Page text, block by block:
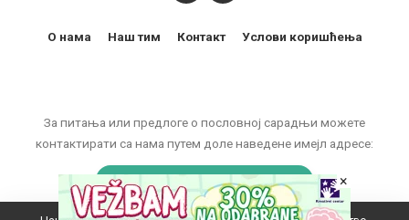
За питања или предлоге о пословној сарадњи можете
контактирати са нама путем доле наведене имејл адресе:
marketing@zelenaucionica.com
О нама Наш тим Контакт Услови коришћења
×